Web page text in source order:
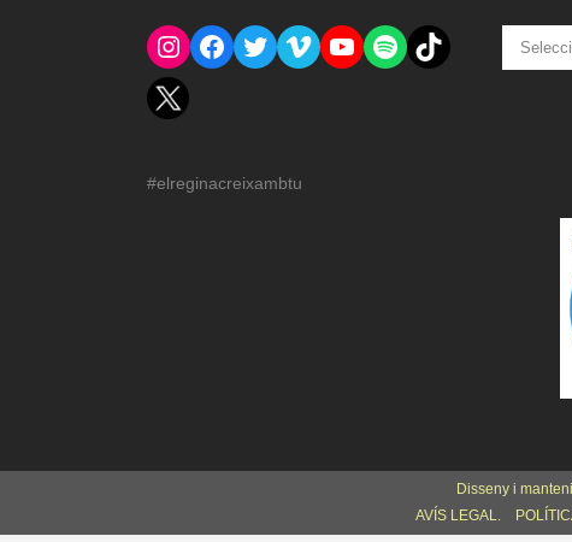
Instagram
Facebook
TwitterVimeoYouTube
SpotifyEl Tik Tok del Regina.
#elreginacreixambtu
NOTÍCIES
Disseny i
AVÍS LEGAL.